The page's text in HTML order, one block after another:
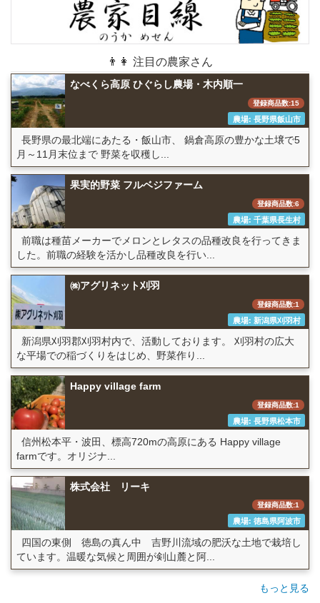
👨👩 注目の農家さん
なべくら高原 ひぐらし農場・木内順一
登録商品数:15
農場: 長野県飯山市
長野県の最北端にあたる・飯山市、 鍋倉高原の豊かな土壌で5
月～11月末位まで 野菜を収穫し...
果実的野菜 フルベジファーム
登録商品数:6
農場: 千葉県長生村
前職は種苗メーカーでメロンとレタスの品種改良を行ってきま
した。前職の経験を活かし品種改良を行い...
㈱アグリネット刈羽
登録商品数:1
農場: 新潟県刈羽村
新潟県刈羽郡刈羽村内で、活動しております。 刈羽村の広大
な平場での稲づくりをはじめ、野菜作り...
Happy village farm
登録商品数:1
農場: 長野県松本市
信州松本平・波田、標高720mの高原にある Happy village
farmです。オリジナ...
株式会社 リーキ
登録商品数:1
農場: 徳島県阿波市
四国の東側 徳島の真ん中 吉野川流域の肥沃な土地で栽培し
ています。温暖な気候と周囲が剣山麓と阿...
もっと見る